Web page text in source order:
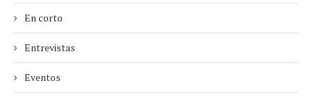
En corto
Entrevistas
Eventos